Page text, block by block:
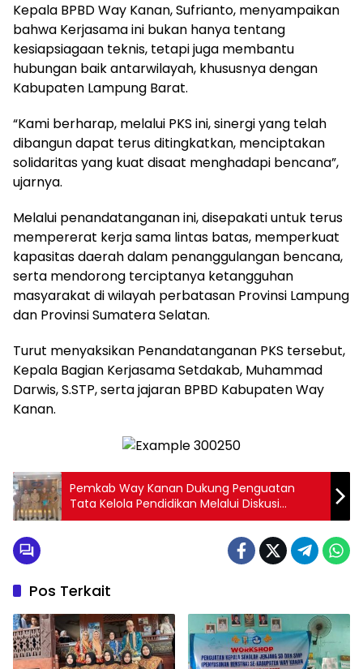
Kepala BPBD Way Kanan, Sufrianto, menyampaikan
bahwa Kerjasama ini bukan hanya tentang
kesiapsiagaan teknis, tetapi juga membantu
hubungan baik antarwilayah, khususnya dengan
Kabupaten Lampung Barat.
“Kami berharap, melalui PKS ini, sinergi yang telah
dibangun dapat terus ditingkatkan, menciptakan
solidaritas yang kuat disaat menghadapi bencana”,
ujarnya.
Melalui penandatanganan ini, disepakati untuk terus
mempererat kerja sama lintas batas, memperkuat
kapasitas daerah dalam penanggulangan bencana,
serta mendorong terciptanya ketangguhan
masyarakat di wilayah perbatasan Provinsi Lampung
dan Provinsi Sumatera Selatan.
Turut menyaksikan Penandatanganan PKS tersebut,
Kepala Bagian Kerjasama Setdakab, Muhammad
Darwis, S.STP, serta jajaran BPBD Kabupaten Way
Kanan.
Pemkab Way Kanan Dukung Penguatan
Tata Kelola Pendidikan Melalui Diskusi
Bersama BPKP Provinsi Lampung
Pos Terkait